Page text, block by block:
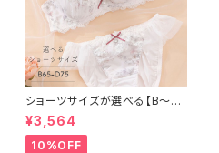
ショーツサイズが選べる【B〜D】
セレナーデ ブラ＆ショーツ
¥3,564
10%OFF